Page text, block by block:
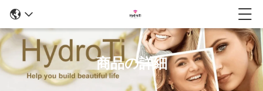
商品の詳細